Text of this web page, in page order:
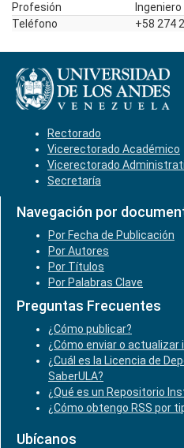
Profesión
Teléfono
+58 274
Rectorado
Vicerectorado Académico
Vicerectorado
Secretaría
Navegación por
Por Fecha de Publicación
Por Autores
Por Títulos
Por Palabras Clave
Preguntas Frecuentes
¿Cómo publicar?
¿Cómo enviar o actualizar
¿Cuál es la Licencia de
SaberULA?
¿Qué es un Repositorio
¿Cómo obtengo RSS por
Ubícanos